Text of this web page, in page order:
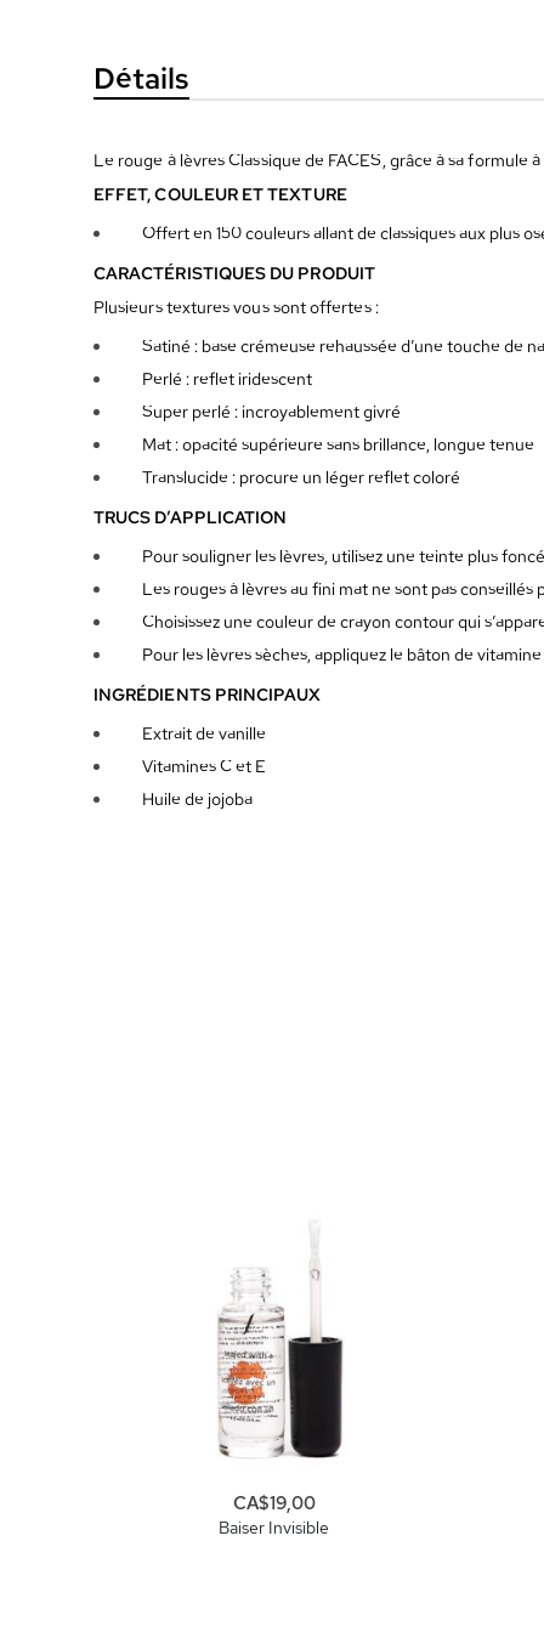
d’imagesDétails
Le rouge à lèvres Classique de FACES, grâce à sa
EFFET, COULEUR ET TEXTURE
Offert en 150 couleurs allant de classiques aux plus
CARACTÉRISTIQUES DU PRODUIT
Plusieurs textures vous sont offertes :
Satiné : base crémeuse rehaussée d’une touche de
Perlé : reflet iridescent
Super perlé : incroyablement givré
Mat : opacité supérieure sans brillance, longue tenue
Translucide : procure un léger reflet coloré
TRUCS D’APPLICATION
Pour souligner les lèvres, utilisez une teinte plus
Les rouges à lèvres au fini mat ne sont pas
Choisissez une couleur de crayon contour qui
Pour les lèvres sèches, appliquez le bâton de
INGRÉDIENTS PRINCIPAUX
Extrait de vanille
Vitamines C et E
Huile de jojoba
Baiser Invisible
CA$19,00